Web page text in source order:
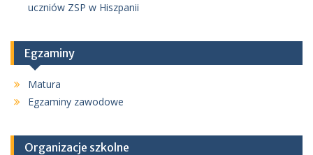
uczniów ZSP w Hiszpanii
Egzaminy
Matura
Egzaminy zawodowe
Organizacje szkolne